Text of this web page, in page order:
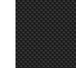
6 jul. 19:19
6 jul. 18:27
6 jul. 18:26
6 jul. 17:50
6 jul. 12:36